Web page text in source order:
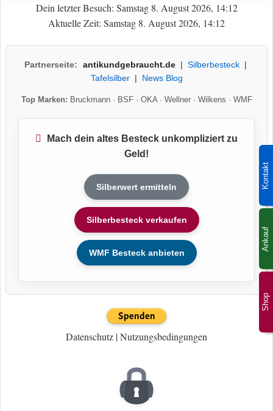
Shop
Kontakt
Ankauf
Dein letzter Besuch: Samstag 8. August 2026, 14:12
Aktuelle Zeit: Samstag 8. August 2026, 14:12
Partnerseite: antikundgebraucht.de| Silberbesteck|
Tafelsilber| News Blog
Top Marken: Bruckmann· BSF· OKA· Wellner· Wilkens · WMF
Mach dein altes Besteck unkompliziert zu
Geld!
Silberwert ermitteln
Silberbesteck verkaufen
WMF Besteck anbieten
Datenschutz |Nutzungsbedingungen